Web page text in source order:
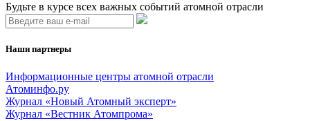
Будьте в курсе всех важных событий атомной отрасли
Наши партнеры
Информационные центры атомной отрасли
Атоминфо.ру
Журнал «Новый Атомный эксперт»
Журнал «Вестник Атомпрома»